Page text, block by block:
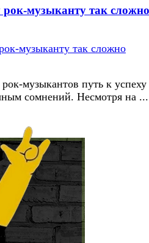
музыканту так сложно
музыкантов путь к успеху
сомнений. Несмотря на ...